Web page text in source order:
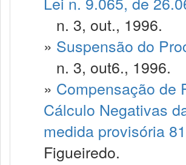
n. 3, out., 1996.
» Suspensão do
n. 3, out6., 1996.
» Compensação de
Cálculo Negativas
medida provisória
Figueiredo.